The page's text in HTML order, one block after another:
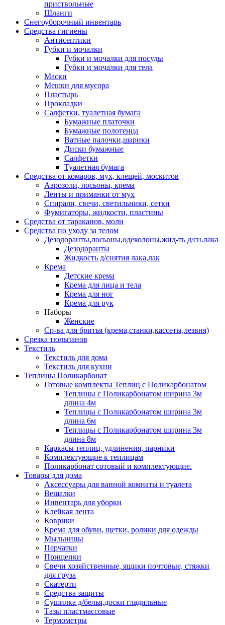
приствольные
Шланги
Снегоуборочный инвентарь
Средства гигиены
Антисептики
Губки и мочалки
Губки и мочалки для посуды
Губки и мочалки для тела
Маски
Мешки для мусора
Пластырь
Прокладки
Салфетки, туалетная бумага
Бумажные платочки
Бумажные полотенца
Ватные палочки,шарики
Диски бумажные
Салфетки
Туалетная бумага
Средства от комаров, мух, клещей, москитов
Аэрозоли, лосьоны, крема
Ленты и приманки от мух
Спирали, свечи, светильники, сетки
Фумигаторы, жидкости, пластины
Средства от тараканов, моли
Средства по уходу за телом
Дезодоранты,лосьоны,одеколоны,жид-ть д/сн.лака
Дезодоранты
Жидкость д/снятия лака,лак
Крема
Детские крема
Крема для лица и тела
Крема для ног
Крема для рук
Наборы
Женские
Ср-ва для бритья (крема,станки,кассеты,лезвия)
Срезка тюльпанов
Текстиль
Текстиль для дома
Текстиль для кухни
Теплицы Поликарбонат
Готовые комплекты Теплиц с Поликарбонатом
Теплицы с Поликарбонатом ширина 3м
длина 4м
Теплицы с Поликарбонатом ширина 3м
длина 6м
Теплицы с Поликарбонатом ширина 3м
длина 8м
Каркасы теплиц, удлинения, парники
Комплектующие к теплицам
Поликарбонат сотовый и комплектующие.
Товары для дома
Аксессуары для ванной комнаты и туалета
Вешалки
Инвентарь для уборки
Клейкая лента
Коврики
Крема для обуви, щетки, ролики для одежды
Мыльницы
Перчатки
Прищепки
Свечи хозяйственные, ящики почтовые, стяжки
для груза
Скатерти
Средства защиты
Сушилка д/белья,доски гладильные
Тазы пластмассовые
Термометры